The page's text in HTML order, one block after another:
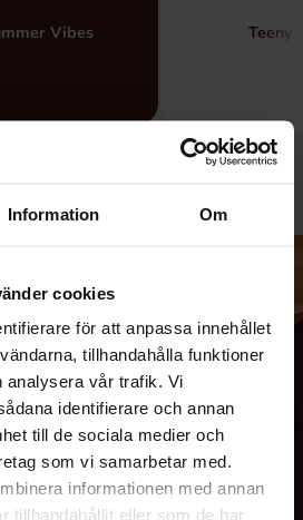
Information Om
cookies
för att anpassa innehållet
tillhandahålla funktioner
analysera vår trafik. Vi
identifierare och annan
till de sociala medier och
som vi samarbetar med.
informationen med annan
tillhandahållit eller som de har
Vibes Teeny